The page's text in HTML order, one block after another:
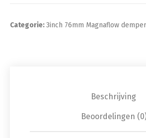
Categorie:3inch 76mm Magnaflow
Beschrijving
Beoordelingen